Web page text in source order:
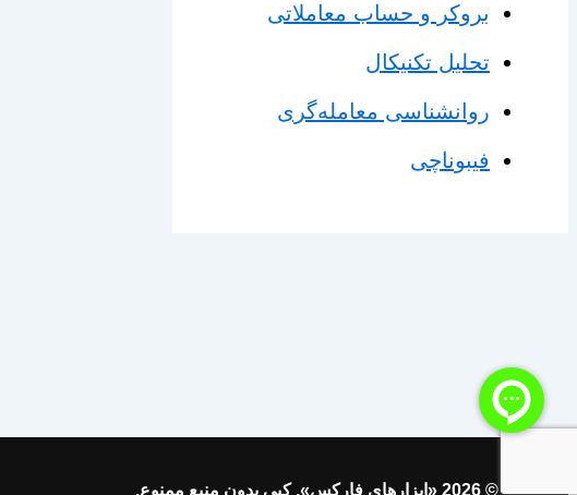
بروکر و حساب معاملاتی
تحلیل تکنیکال
روانشناسی معامله‌گری
فیبوناچی
© 2026 «ابزارهای فارکس». کپی بدون منبع ممنوع.